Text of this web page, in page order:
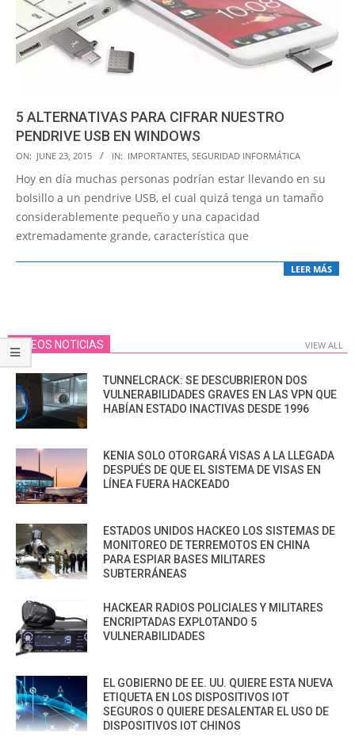
5 ALTERNATIVAS PARA CIFRAR NUESTRO
PENDRIVE USB EN WINDOWS
2015-
06-
23
ON: JUNE 23, 2015 IN: IMPORTANTES, SEGURIDAD INFORMÁTICA
Hoy en día muchas personas podrían estar llevando en su
bolsillo a un pendrive USB, el cual quizá tenga un tamaño
considerablemente pequeño y una capacidad
extremadamente grande, característica que
LEER MÁS
VIDEOS NOTICIAS VIEW ALL
TUNNELCRACK: SE DESCUBRIERON DOS
VULNERABILIDADES GRAVES EN LAS VPN QUE
HABÍAN ESTADO INACTIVAS DESDE 1996
KENIA SOLO OTORGARÁ VISAS A LA LLEGADA
DESPUÉS DE QUE EL SISTEMA DE VISAS EN
LÍNEA FUERA HACKEADO
ESTADOS UNIDOS HACKEO LOS SISTEMAS DE
MONITOREO DE TERREMOTOS EN CHINA
PARA ESPIAR BASES MILITARES
SUBTERRÁNEAS
HACKEAR RADIOS POLICIALES Y MILITARES
ENCRIPTADAS EXPLOTANDO 5
VULNERABILIDADES
EL GOBIERNO DE EE. UU. QUIERE ESTA NUEVA
ETIQUETA EN LOS DISPOSITIVOS IOT
SEGUROS O QUIERE DESALENTAR EL USO DE
DISPOSITIVOS IOT CHINOS